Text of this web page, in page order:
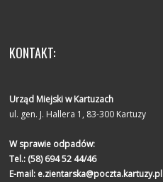
KONTAKT:
Urząd Miejski w Kartuzach
ul. gen. J. Hallera 1, 83-300 Kartuzy
W sprawie odpadów:
Tel.: (58) 694 52 44/46
E-mail: e.zientarska@poczta.kartuzy.pl